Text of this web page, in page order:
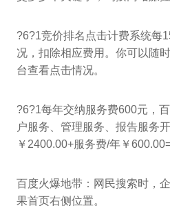
?6?1竞价排名点击计费系统每
况，扣除相应费用。你可以随
台查看点击情况。
?6?1每年交纳服务费600元，
户服务、管理服务、报告服务
￥2400.00+服务费/年￥
百度火爆地带：网民搜索时，
果首页右侧位置。